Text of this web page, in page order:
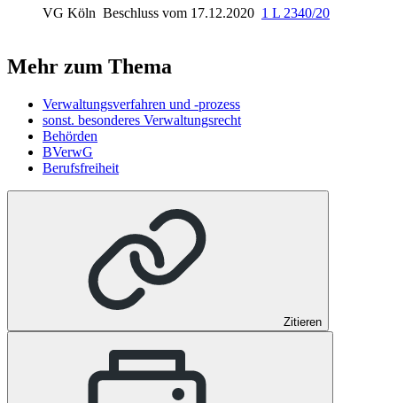
VG Köln Beschluss vom 17.12.2020 1 L 2340/20
Mehr zum Thema
Verwaltungsverfahren und -prozess
sonst. besonderes Verwaltungsrecht
Behörden
BVerwG
Berufsfreiheit
Zitieren